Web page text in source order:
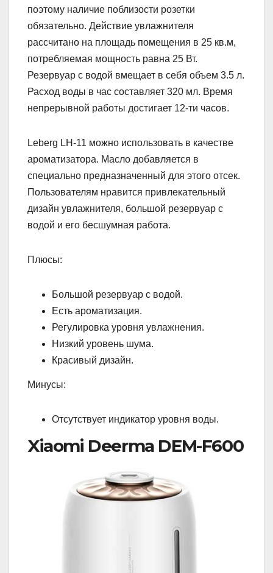
поэтому наличие поблизости розетки
обязательно. Действие увлажнителя
рассчитано на площадь помещения в 25 кв.м,
потребляемая мощность равна 25 Вт.
Резервуар с водой вмещает в себя объем 3.5 л.
Расход воды в час составляет 320 мл. Время
непрерывной работы достигает 12-ти часов.
Leberg LH-11 можно использовать в качестве
ароматизатора. Масло добавляется в
специально предназначенный для этого отсек.
Пользователям нравится привлекательный
дизайн увлажнителя, большой резервуар с
водой и его бесшумная работа.
Плюсы:
Большой резервуар с водой.
Есть ароматизация.
Регулировка уровня увлажнения.
Низкий уровень шума.
Красивый дизайн.
Минусы:
Отсутствует индикатор уровня воды.
Xiaomi Deerma DEM-F600